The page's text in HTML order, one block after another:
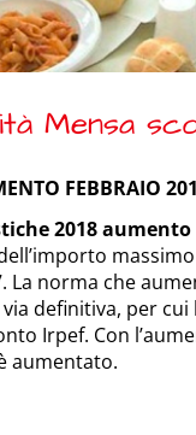
Mensa
FEBBRAIO
2018
La norma che
definitiva, per
Irpef. Con
aumentato.